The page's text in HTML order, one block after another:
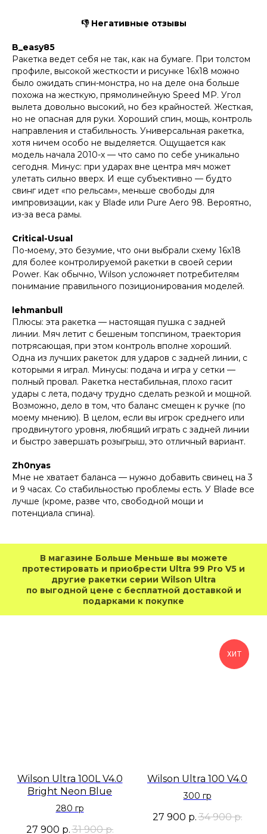
👎 Негативные отзывы
B_easy85
Ракетка ведет себя не так, как на бумаге. При толстом
профиле, высокой жесткости и рисунке 16x18 можно
было ожидать спин-монстра, но на деле она больше
похожа на жесткую, прямолинейную Speed MP. Угол
вылета довольно высокий, но без крайностей. Жесткая,
но не опасная для руки. Хороший спин, мощь, контроль
направления и стабильность. Универсальная ракетка,
хотя ничем особо не выделяется. Ощущается как
модель начала 2010-х — что само по себе уникально
сегодня. Минус: при ударах вне центра мяч может
улетать сильно вверх. И еще субъективно — будто
свинг идет «по рельсам», меньше свободы для
импровизации, как у Blade или Pure Aero 98. Вероятно,
из-за веса рамы.
Critical-Usual
По-моему, это безумие, что они выбрали схему 16x18
для более контролируемой ракетки в своей серии
Power. Как обычно, Wilson усложняет потребителям
понимание правильного позиционирования моделей.
lehmanbull
Плюсы: эта ракетка — настоящая пушка с задней
линии. Мяч летит с бешеным топспином, траектория
потрясающая, при этом контроль вполне хороший.
Одна из лучших ракеток для ударов с задней линии, с
которыми я играл. Минусы: подача и игра у сетки —
полный провал. Ракетка нестабильная, плохо гасит
удары с лета, подачу трудно сделать резкой и мощной.
Возможно, дело в том, что баланс смещен к ручке (по
моему мнению). В целом, если вы игрок среднего или
продвинутого уровня, любящий играть с задней линии
и быстро завершать розыгрыш, это отличный вариант.
Zh0nyas
Мне не хватает баланса — нужно добавить свинец на 3
и 9 часах. Со стабильностью проблемы есть. У Blade все
лучше (кроме, разве что, свободной мощи и
потенциала спина).
В магазине Больше Меньше вы можете
протестировать и приобрести Ultra 99 Pro V5 и
другие ракетки серии Wilson Ultra
по выгодной цене с бесплатной доставкой и
подарками к покупке
Wilson Ultra 100L V4.0
Bright Neon Blue
280 гр
27 900 р.31 900 р.
ХИТ
Wilson Ultra 100 V4.0
300 гр
27 900 р.34 900 р.